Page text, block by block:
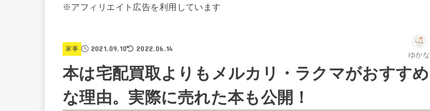
※アフィリエイト広告を利用しています
家事 2021.09.10 2022.06.14
ゆかな
本は宅配買取よりもメルカリ・ラクマがおすすめ
な理由。実際に売れた本も公開！